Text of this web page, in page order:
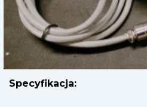
Specyfikacja: